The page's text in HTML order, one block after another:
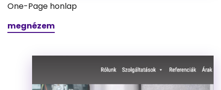
One-Page honlap
megnézem